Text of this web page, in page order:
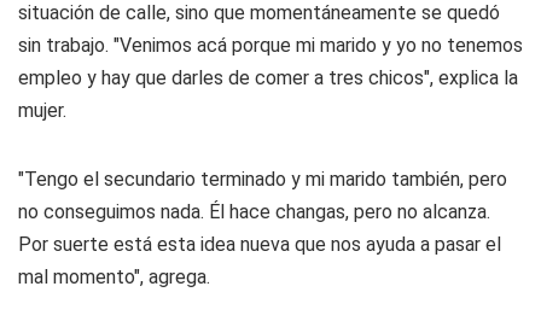
situación de calle, sino que momentáneamente se quedó
sin trabajo. "Venimos acá porque mi marido y yo no tenemos
empleo y hay que darles de comer a tres chicos", explica la
mujer.
"Tengo el secundario terminado y mi marido también, pero
no conseguimos nada. Él hace changas, pero no alcanza.
Por suerte está esta idea nueva que nos ayuda a pasar el
mal momento", agrega.